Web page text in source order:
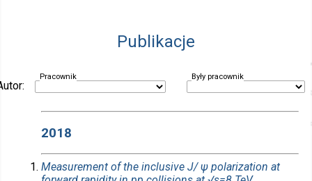
Publikacje
Pracownik Były pracownik
2018
Measurement of the inclusive J/ ψ polarization at